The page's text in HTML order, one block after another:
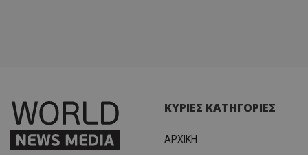
ΚΥΡΙΕΣ ΚΑΤΗΓΟΡΙΕΣ
ΑΡΧΙΚΗ